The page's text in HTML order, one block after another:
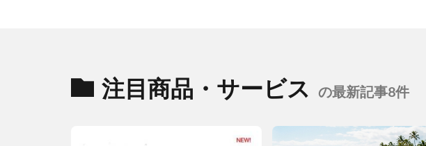
注目商品・サービス の最新記事8件